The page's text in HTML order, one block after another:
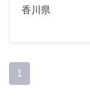
香川県
1